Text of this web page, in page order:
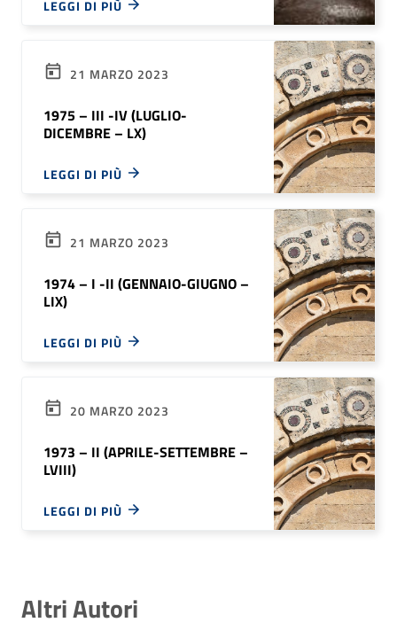
LEGGI DI PIÙ
21 MARZO 2023
1975 – III -IV (LUGLIO-
DICEMBRE – LX)
LEGGI DI PIÙ
21 MARZO 2023
1974 – I -II (GENNAIO-GIUGNO –
LIX)
LEGGI DI PIÙ
20 MARZO 2023
1973 – II (APRILE-SETTEMBRE –
LVIII)
LEGGI DI PIÙ
Altri Autori